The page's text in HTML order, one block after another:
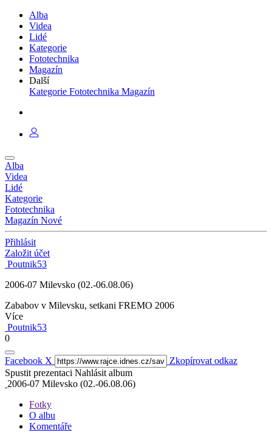
Alba
Videa
Lidé
Kategorie
Fototechnika
Magazín
Další
Kategorie Fototechnika Magazín
Alba
Videa
Lidé
Kategorie
Fototechnika
Magazín Nové
Přihlásit
Založit účet
Poutnik53
2006-07 Milevsko (02.-06.08.06)
Zababov v Milevsku, setkani FREMO 2006
Více
Poutnik53
0
Facebook X
Zkopírovat odkaz
Spustit prezentaci Nahlásit album
2006-07 Milevsko (02.-06.08.06)
Fotky
O albu
Komentáře